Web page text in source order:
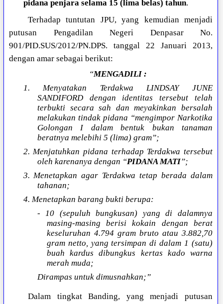
pidana penjara selama 15 (lima belas) tahun.
Terhadap tuntutan JPU, yang kemudian menjadi
putusan Pengadilan Negeri Denpasar No.
901/PID.SUS/2012/PN.DPS. tanggal 22 Januari 2013,
dengan amar sebagai berikut:
“MENGADILI :
1. Menyatakan Terdakwa LINDSAY JUNE
SANDIFORD dengan identitas tersebut telah
terbukti secara sah dan meyakinkan bersalah
melakukan tindak pidana “mengimpor Narkotika
Golongan I dalam bentuk bukan tanaman
beratnya melebihi 5 (lima) gram”;
2. Menjatuhkan pidana terhadap Terdakwa tersebut
oleh karenanya dengan “PIDANA MATI”;
3. Menetapkan agar Terdakwa tetap berada dalam
tahanan;
4. Menetapkan barang bukti berupa:
- 10 (sepuluh bungkusan) yang di dalamnya
masing-masing berisi kokain dengan berat
keseluruhan 4.794 gram bruto atau 3.882,70
gram netto, yang tersimpan di dalam 1 (satu)
buah kardus dibungkus kertas kado warna
merah muda;
Dirampas untuk dimusnahkan;”
Dalam tingkat Banding, yang menjadi putusan